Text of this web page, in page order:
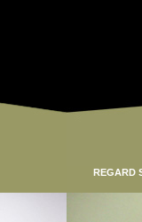
REGARD